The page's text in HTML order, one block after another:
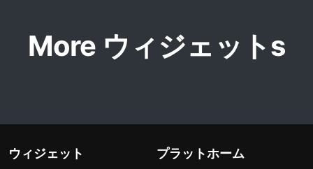
More ウィジェットs
ウィジェット プラットホーム